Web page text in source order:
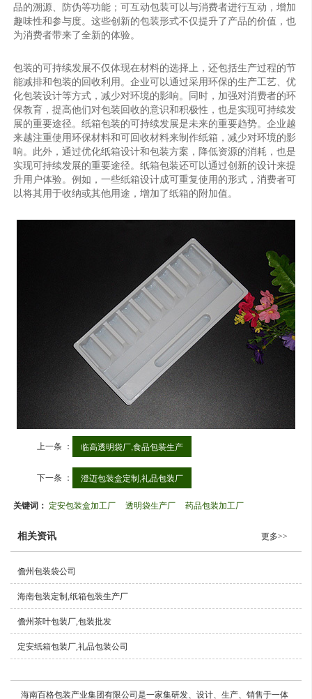
品的溯源、防伪等功能；可互动包装可以与消费者进行互动，增加
趣味性和参与度。这些创新的包装形式不仅提升了产品的价值，也
为消费者带来了全新的体验。
包装的可持续发展不仅体现在材料的选择上，还包括生产过程的节
能减排和包装的回收利用。企业可以通过采用环保的生产工艺、优
化包装设计等方式，减少对环境的影响。同时，加强对消费者的环
保教育，提高他们对包装回收的意识和积极性，也是实现可持续发
展的重要途径。纸箱包装的可持续发展是未来的重要趋势。企业越
来越注重使用环保材料和可回收材料来制作纸箱，减少对环境的影
响。此外，通过优化纸箱设计和包装方案，降低资源的消耗，也是
实现可持续发展的重要途径。纸箱包装还可以通过创新的设计来提
升用户体验。例如，一些纸箱设计成可重复使用的形式，消费者可
以将其用于收纳或其他用途，增加了纸箱的附加值。
上一条 ： 临高透明袋厂,食品包装生产
下一条 ： 澄迈包装盒定制,礼品包装厂
关键词： 定安包装盒加工厂 透明袋生产厂 药品包装加工厂
相关资讯 更多>>
儋州包装袋公司
海南包装定制,纸箱包装生产厂
儋州茶叶包装厂,包装批发
定安纸箱包装厂,礼品包装公司
海南百格包装产业集团有限公司是一家集研发、设计、生产、销售于一体